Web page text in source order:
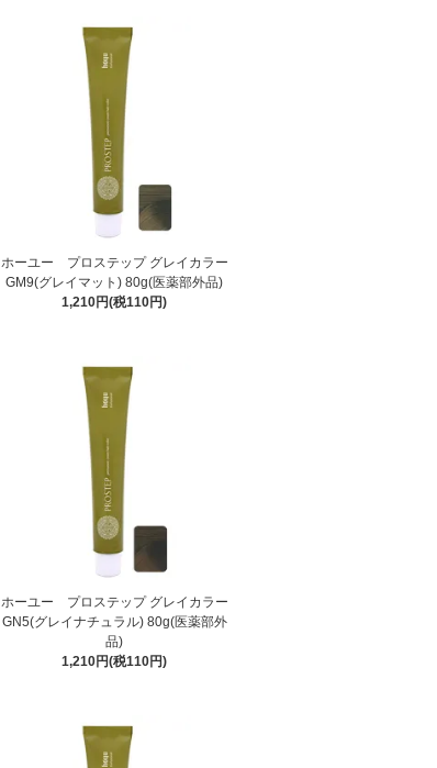
ホーユー プロステップ グレイカラー
GM9(グレイマット) 80g(医薬部外品)
1,210円(税110円)
ホーユー プロステップ グレイカラー
GN5(グレイナチュラル) 80g(医薬部外
品)
1,210円(税110円)